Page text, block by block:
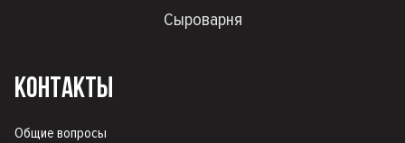
Сыроварня
КОНТАКТЫ
Общие вопросы